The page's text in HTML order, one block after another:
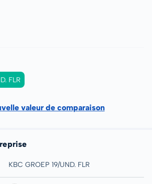
FLR
valeur de comparaison
KBC GROEP 19/UND. FLR